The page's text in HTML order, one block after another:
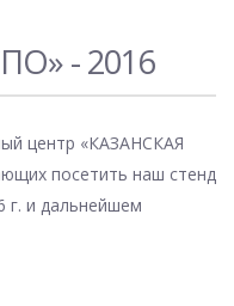
- 2016
центр «КАЗАНСКАЯ
посетить наш стенд
г. и дальнейшем